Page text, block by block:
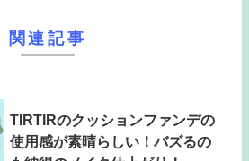
関連記事
TIRTIRのクッションファンデの
使用感が素晴らしい！バズるの